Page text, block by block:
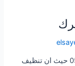
شركة تنظيف المنازل فى البرك 0533413281 حيث ان تنظيف